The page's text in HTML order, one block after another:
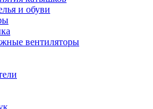
Магнитно-маркерные доски
и компоненты hi-fi
Компоненты hi-fi
и аксессуары
и обуви
вентиляторы